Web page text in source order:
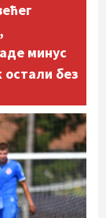
минус
без